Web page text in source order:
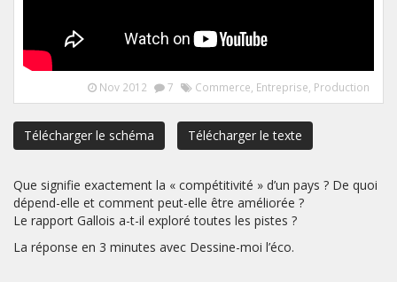
Nov 2012 7 Commerce Entreprise Production
Télécharger le schéma Télécharger le texte
Que signifie exactement la « compétitivité » d’un pays ? De quoi
dépend-elle et comment peut-elle être améliorée ?
Le rapport Gallois a-t-il exploré toutes les pistes ?
La réponse en 3 minutes avec Dessine-moi l’éco.